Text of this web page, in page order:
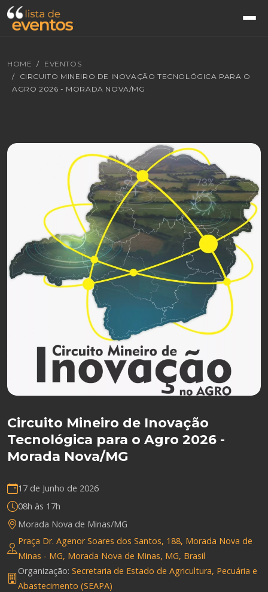
HOME
EVENTOS
CIRCUITO MINEIRO DE INOVAÇÃO TECNOLÓGICA PARA O
AGRO 2026 - MORADA NOVA/MG
Circuito Mineiro de Inovação
Tecnológica para o Agro 2026 -
Morada Nova/MG
17 de Junho de 2026
08h às 17h
Morada Nova de Minas/MG
Praça Dr. Agenor Soares dos Santos, 188, Morada Nova de
Minas - MG, Morada Nova de Minas, MG, Brasil
Organização: Secretaria de Estado de Agricultura, Pecuária e
Abastecimento (SEAPA)